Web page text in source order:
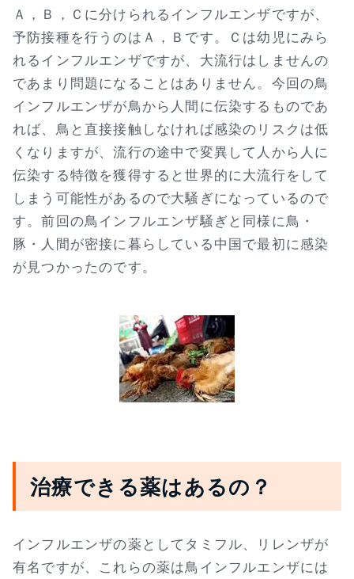
Ａ，Ｂ，Ｃに分けられるインフルエンザですが、
予防接種を行うのはＡ，Ｂです。Ｃは幼児にみら
れるインフルエンザですが、大流行はしませんの
であまり問題になることはありません。今回の鳥
インフルエンザが鳥から人間に伝染するものであ
れば、鳥と直接接触しなければ感染のリスクは低
くなりますが、流行の途中で変異して人から人に
伝染する特徴を獲得すると世界的に大流行をして
しまう可能性があるので大騒ぎになっているので
す。前回の鳥インフルエンザ騒ぎと同様に鳥・
豚・人間が密接に暮らしている中国で最初に感染
が見つかったのです。
治療できる薬はあるの？
インフルエンザの薬としてタミフル、リレンザが
有名ですが、これらの薬は鳥インフルエンザには